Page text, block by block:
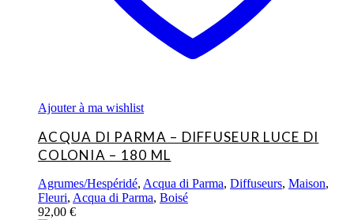
Ajouter à ma wishlist
ACQUA DI PARMA – DIFFUSEUR LUCE DI
COLONIA – 180 ML
Agrumes/Hespéridé, Acqua di Parma, Diffuseurs, Maison,
Fleuri, Acqua di Parma, Boisé
92,00 €